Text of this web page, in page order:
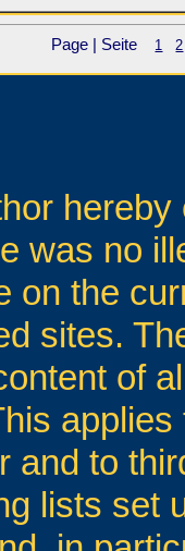
Page | Seite 1 2
was no
on the
sites.
of
and to
lists set